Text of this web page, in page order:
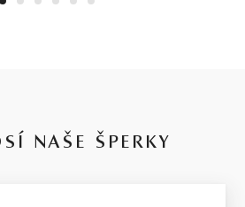
1 2 3 4 5 6
NAŠE ŠPERKY